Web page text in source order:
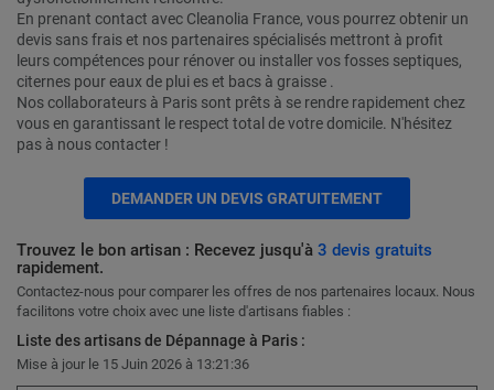
En prenant contact avec Cleanolia France, vous pourrez obtenir un
devis sans frais et nos partenaires spécialisés mettront à profit
leurs compétences pour rénover ou installer vos fosses septiques,
citernes pour eaux de plui es et bacs à graisse .
Nos collaborateurs à Paris sont prêts à se rendre rapidement chez
vous en garantissant le respect total de votre domicile. N'hésitez
pas à nous contacter !
DEMANDER UN DEVIS GRATUITEMENT
Trouvez le bon artisan : Recevez jusqu'à 3 devis gratuits
rapidement.
Contactez-nous pour comparer les offres de nos partenaires locaux. Nous
facilitons votre choix avec une liste d'artisans fiables :
Liste des artisans de Dépannage à Paris :
Mise à jour le 15 Juin 2026 à 13:21:36